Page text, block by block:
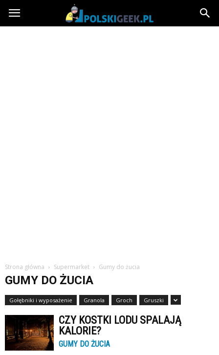
PolskiGeek.pl
Strona główna Supermarket Gumy do żucia
GUMY DO ŻUCIA
Gołębniki i wyposażenie Granola Groch Gruszki
CZY KOSTKI LODU SPALAJĄ
KALORIE?
GUMY DO ŻUCIA